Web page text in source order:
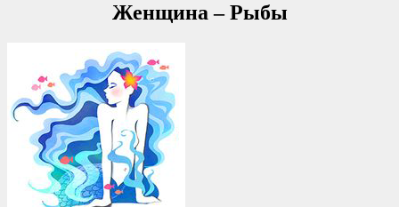
Женщина – Рыбы